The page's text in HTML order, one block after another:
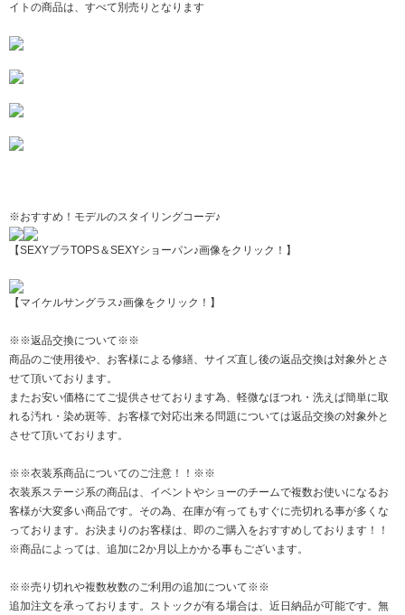
イトの商品は、すべて別売りとなります
※おすすめ！モデルのスタイリングコーデ♪
【SEXYブラTOPS＆SEXYショーパン♪画像をクリック！】
【マイケルサングラス♪画像をクリック！】
※※返品交換について※※
商品のご使用後や、お客様による修繕、サイズ直し後の返品交換は対象外とさ
せて頂いております。
またお安い価格にてご提供させております為、軽微なほつれ・洗えば簡単に取
れる汚れ・染め斑等、お客様で対応出来る問題については返品交換の対象外と
させて頂いております。
※※衣装系商品についてのご注意！！※※
衣装系ステージ系の商品は、イベントやショーのチームで複数お使いになるお
客様が大変多い商品です。その為、在庫が有ってもすぐに売切れる事が多くな
っております。お決まりのお客様は、即のご購入をおすすめしております！！
※商品によっては、追加に2か月以上かかる事もございます。
※※売り切れや複数枚数のご利用の追加について※※
追加注文を承っております。ストックが有る場合は、近日納品が可能です。無